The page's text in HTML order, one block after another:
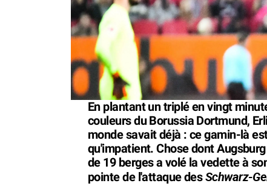
En plantant un triplé en vingt
couleurs du Borussia Dortmund,
monde savait déjà : ce gamin-là
qu'impatient. Chose dont
de 19 berges a volé la vedette à
pointe de l'attaque desSchwarz-